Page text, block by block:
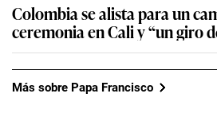
Colombia se alista para un
ceremonia en Cali y “un giro
Más sobre Papa Francisco